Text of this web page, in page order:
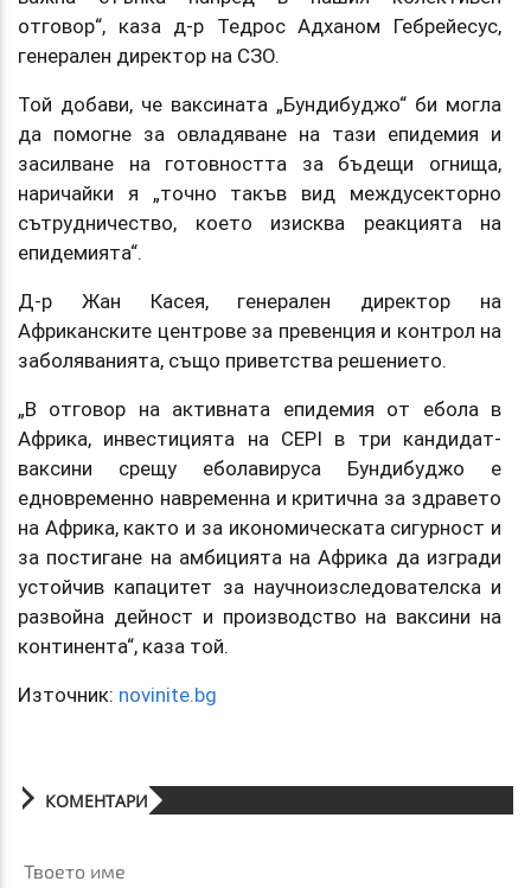
отговор“, каза д-р Тедрос Адханом Гебрейесус,
генерален директор на СЗО.
Той добави, че ваксината „Бундибуджо“ би могла
да помогне за овладяване на тази епидемия и
засилване на готовността за бъдещи огнища,
наричайки я „точно такъв вид междусекторно
сътрудничество, което изисква реакцията на
епидемията“.
Д-р Жан Касея, генерален директор на
Африканските центрове за превенция и контрол на
заболяванията, също приветства решението.
„В отговор на активната епидемия от ебола в
Африка, инвестицията на CEPI в три кандидат-
ваксини срещу еболавируса Бундибуджо е
едновременно навременна и критична за здравето
на Африка, както и за икономическата сигурност и
за постигане на амбицията на Африка да изгради
устойчив капацитет за научноизследователска и
развойна дейност и производство на ваксини на
континента“, каза той.
Източник: novinite.bg
КОМЕНТАРИ
Твоето име